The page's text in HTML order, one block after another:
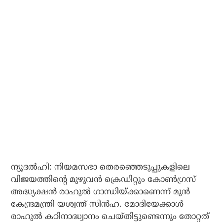
ന്യൂദല്‍ഹി: നിയമസഭാ തെരഞ്ഞെടുപ്പുകളിലെ
വിജയത്തിന്റെ മുഴുവന്‍ ക്രെഡിറ്റും കോണ്‍ഗ്രസ്
അദ്ധ്യക്ഷന്‍ രാഹുല്‍ ഗാന്ധിയ്ക്കാണെന്ന് മുന്‍
കേന്ദ്രമന്ത്രി യശ്വന്ത് സിന്‍ഹ. മോദിയേക്കാള്‍
രാഹുല്‍ കഠിനാദ്ധ്വാനം ചെയ്തിട്ടുണ്ടെന്നും തോറ്റത്